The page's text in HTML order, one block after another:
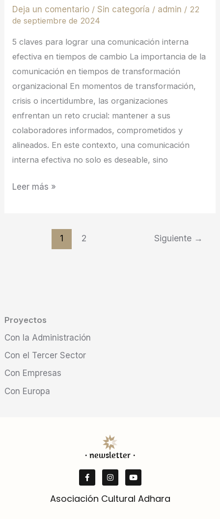
Proyectos
Con la Administración
Con el Tercer Sector
Con Empresas
Con Europa
Deja un comentario / Sin categoría / admin / 22
de septiembre de 2024
5 claves para lograr una comunicación interna
efectiva en tiempos de cambio La importancia de la
comunicación en tiempos de transformación
organizacional En momentos de transformación,
crisis o incertidumbre, las organizaciones
enfrentan un reto crucial: mantener a sus
colaboradores informados, comprometidos y
alineados. En este contexto, una comunicación
interna efectiva no solo es deseable, sino
Leer más »
1 2 Siguiente →
· newsletter ·
a
c
e
o
n
s
t
g
o
u
t
b
Asociación Cultural Adhara